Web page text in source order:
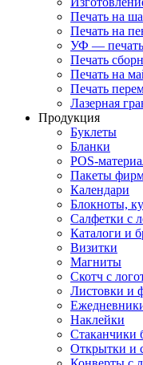
Печать на
Печать на
УФ — печать
Печать
Печать на
Печать
Лазерная
Продукция
Буклеты
Бланки
POS-
Пакеты
Календари
Блокноты,
Салфетки с
Каталоги и
Визитки
Магниты
Скотч с
Листовки и
Наклейки
Стаканчики
Открытки и